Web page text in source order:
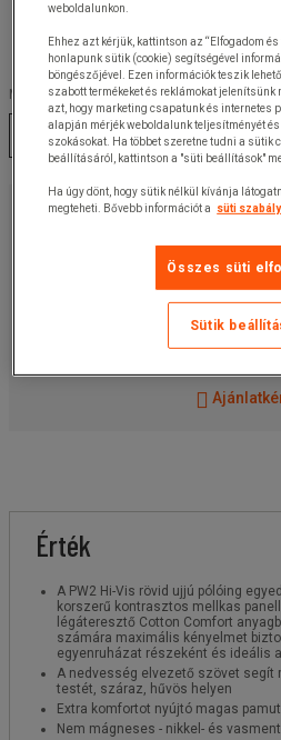
Méret :
8 230,00 Ft+ÁFA
Válasszon egy
Érték
A PW2 Hi-Vis rövid ujjú pólóing
korszerű kontrasztos mellkas
légáteresztő Cotton Comfort
számára maximális kényelmet
egyenruházat részeként és ideális
A nedvesség elvezető szövet segít
testét, száraz, hűvös helyen
Extra komfortot nyújtó magas
Nem mágneses - nikkel- és
weboldalunkon.
Ehhez azt kérjük, kattintson az “Elfogadom és
honlapunk sütik (cookie) segítségével
böngészőjével. Ezen információk teszik
szabott termékeket és reklámokat
azt, hogy marketing csapatunk és internetes
alapján mérjék weboldalunk teljesítményét
szokásokat. Ha többet szeretne tudni a sütik
beállításáról, kattintson a "süti beállítások"
Ha úgy dönt, hogy sütik nélkül kívánja
megteheti. Bővebb információt a
süti
Összes süti
Sütik